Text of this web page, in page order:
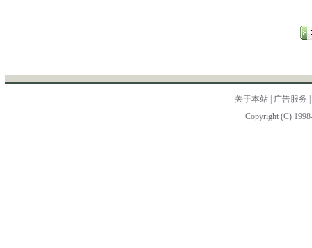
关于本站 广告服务
Copyright (C)